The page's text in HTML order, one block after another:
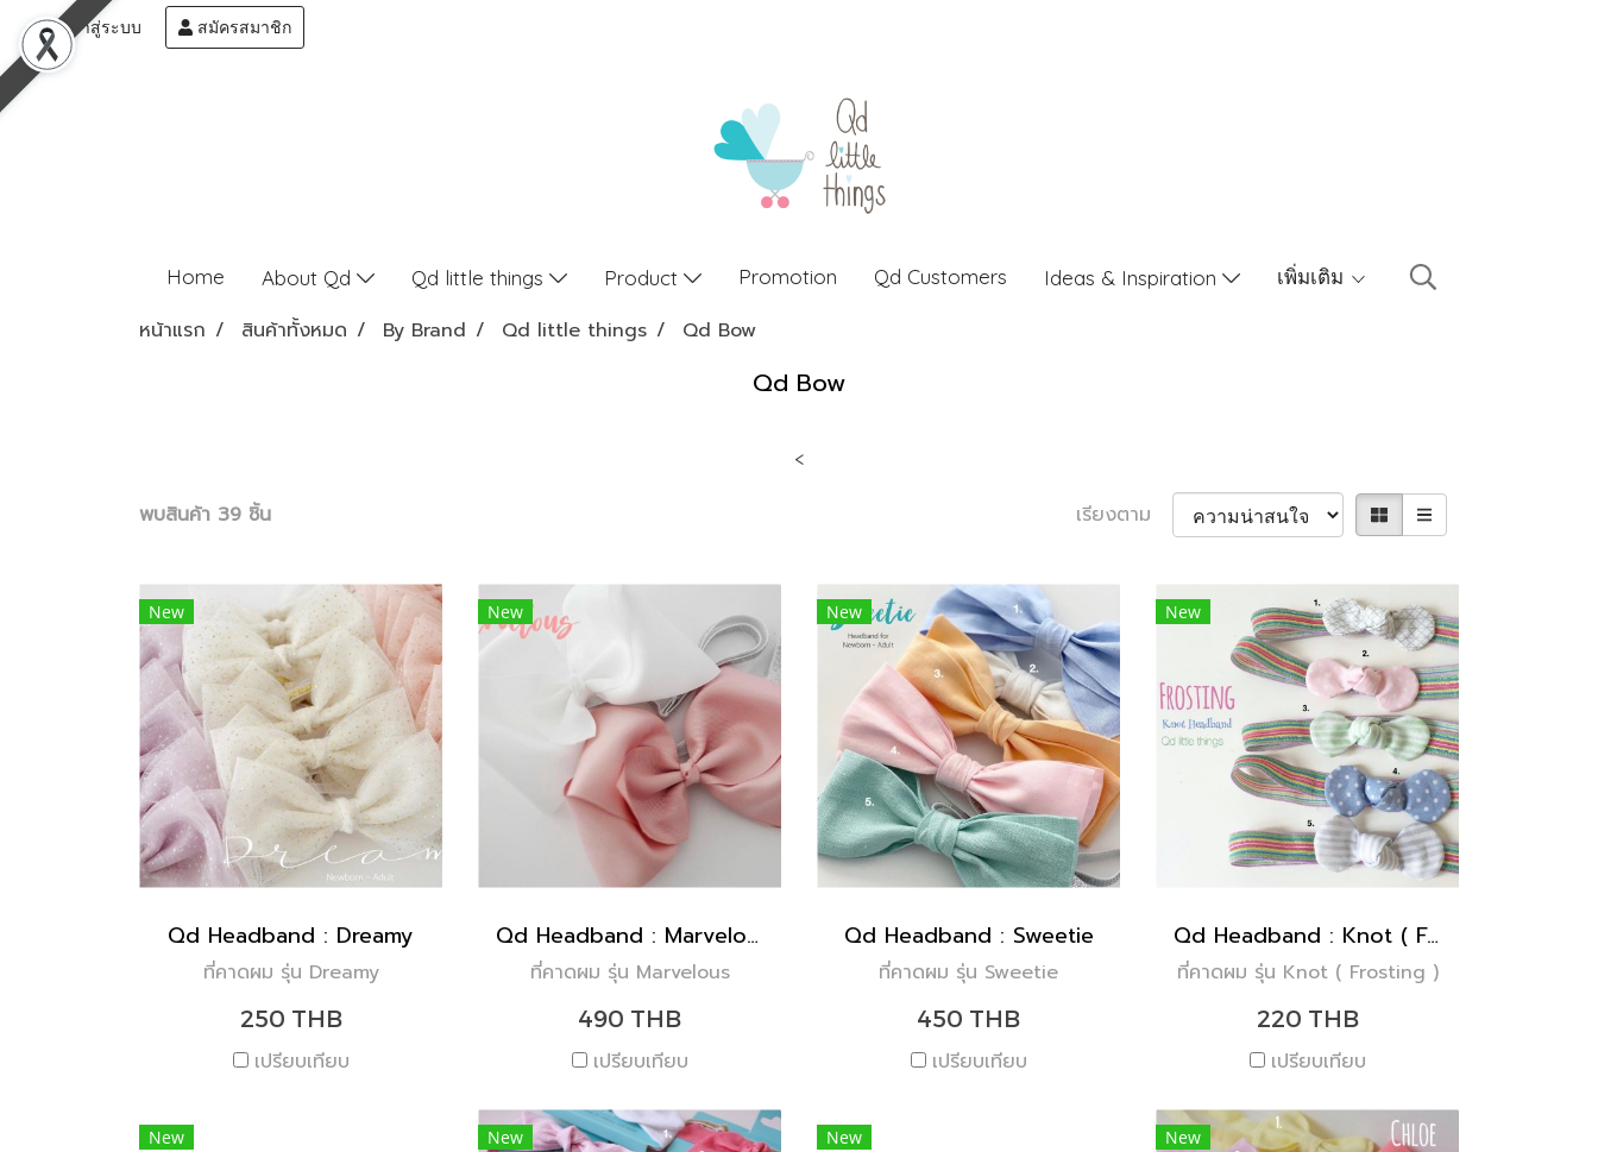
เข้าสู่ระบบ สมัครสมาชิก
Home About Qd Qd little things Product Promotion Qd Customers Ideas & Inspiration เพิ่มเติม
หน้าแรก สินค้าทั้งหมด By Brand Qd little things Qd Bow
Qd Bow
<
พบสินค้า 39 ชิ้น เรียงตาม
New
Qd Headband : Dreamy
ที่คาดผม รุ่น Dreamy
250 THB
เปรียบเทียบ
New
Qd Headband : Marvelous
ที่คาดผม รุ่น Marvelous
490 THB
เปรียบเทียบ
New
Qd Headband : Sweetie
ที่คาดผม รุ่น Sweetie
450 THB
เปรียบเทียบ
New
Qd Headband : Knot ( Frosting )
ที่คาดผม รุ่น Knot ( Frosting )
220 THB
เปรียบเทียบ
New New New New